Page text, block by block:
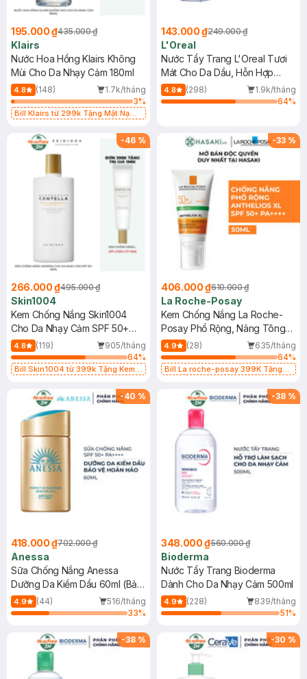
195.000 ₫435.000 ₫
Klairs
Nước Hoa Hồng Klairs Không
Mùi Cho Da Nhạy Cảm 180ml
4.8 (148)
1.7k/tháng
3%
Bill Klairs từ 299k Tặng Mặt Nạ
25ml (SL Có Hạn)
143.000 ₫249.000 ₫
L'Oreal
Nước Tẩy Trang L'Oreal Tươi
Mát Cho Da Dầu, Hỗn Hợp
400ml
4.8 (298)
1.9k/tháng
64%
-46 %
266.000 ₫495.000 ₫
Skin1004
Kem Chống Nắng Skin1004
Cho Da Nhạy Cảm SPF 50+
50ml
4.8 (119)
905/tháng
64%
Bill Skin1004 từ 399k Tặng Kem
SPF 50+ 20ml (SL Có Hạn)
-33 %
406.000 ₫610.000 ₫
La Roche-Posay
Kem Chống Nắng La Roche-
Posay Phổ Rộng, Nâng Tông
Kiềm Dầu 50ml
4.9 (28)
635/tháng
64%
Bill La roche-posay 399K Tặng
(SL có hạn)
-40 %
418.000 ₫702.000 ₫
Anessa
Sữa Chống Nắng Anessa
Dưỡng Da Kiềm Dầu 60ml (Bản
Mới)
4.9 (44)
516/tháng
33%
-38 %
348.000 ₫560.000 ₫
Bioderma
Nước Tẩy Trang Bioderma
Dành Cho Da Nhạy Cảm 500ml
4.9 (228)
839/tháng
51%
-38 % -30 %